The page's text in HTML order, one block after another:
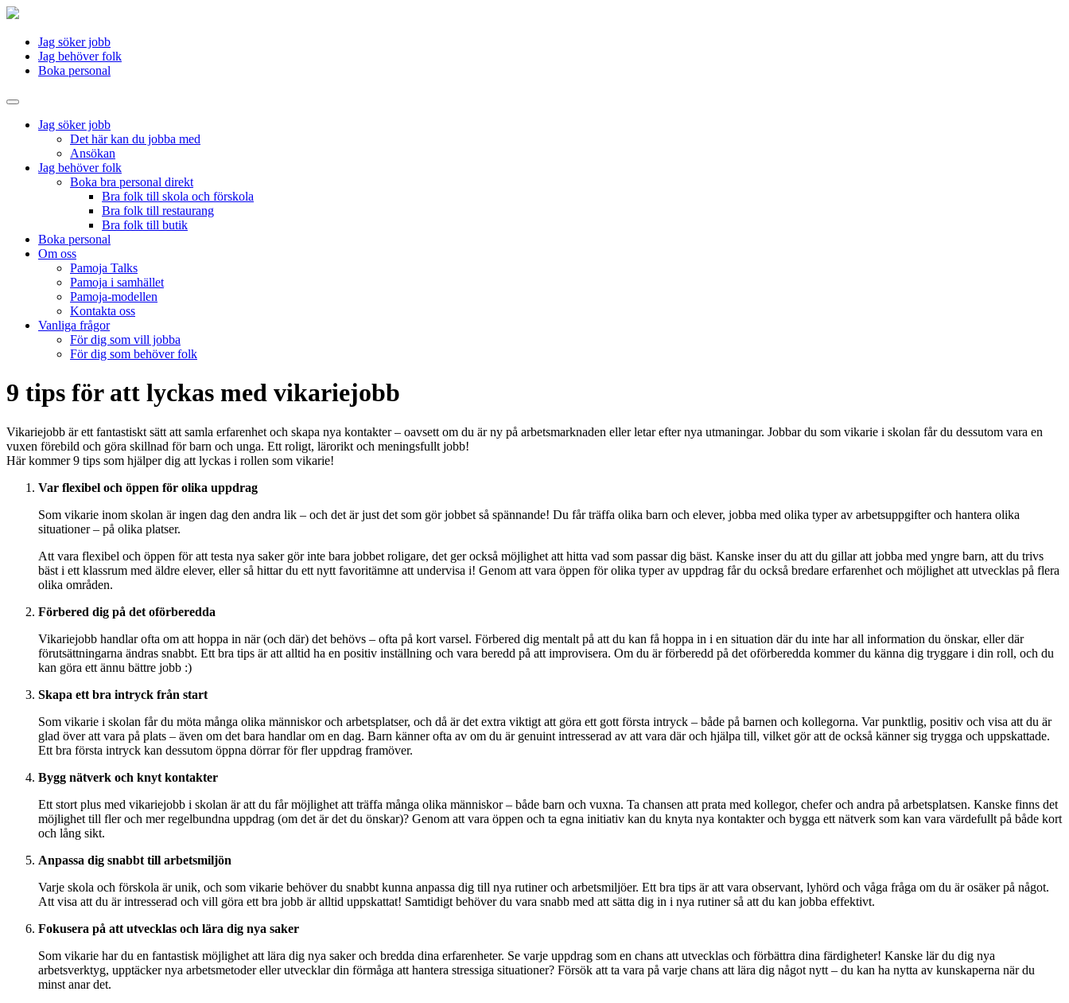
Jag söker jobb
Jag behöver folk
Boka personal
Jag söker jobb
Det här kan du jobba med
Ansökan
Jag behöver folk
Boka bra personal direkt
Bra folk till skola och förskola
Bra folk till restaurang
Bra folk till butik
Boka personal
Om oss
Pamoja Talks
Pamoja i samhället
Pamoja-modellen
Kontakta oss
Vanliga frågor
För dig som vill jobba
För dig som behöver folk
9 tips för att lyckas med vikariejobb
Vikariejobb är ett fantastiskt sätt att samla erfarenhet och skapa nya kontakter – oavsett om du är ny på arbetsmarknaden eller letar efter nya utmaningar. Jobbar du som vikarie i skolan får du dessutom vara en
vuxen förebild och göra skillnad för barn och unga. Ett roligt, lärorikt och meningsfullt jobb!
Här kommer 9 tips som hjälper dig att lyckas i rollen som vikarie!
Var flexibel och öppen för olika uppdrag
Som vikarie inom skolan är ingen dag den andra lik – och det är just det som gör jobbet så spännande! Du får träffa olika barn och elever, jobba med olika typer av arbetsuppgifter och hantera olika
situationer – på olika platser.
Att vara flexibel och öppen för att testa nya saker gör inte bara jobbet roligare, det ger också möjlighet att hitta vad som passar dig bäst. Kanske inser du att du gillar att jobba med yngre barn, att du trivs
bäst i ett klassrum med äldre elever, eller så hittar du ett nytt favoritämne att undervisa i! Genom att vara öppen för olika typer av uppdrag får du också bredare erfarenhet och möjlighet att utvecklas på flera
olika områden.
Förbered dig på det oförberedda
Vikariejobb handlar ofta om att hoppa in när (och där) det behövs – ofta på kort varsel. Förbered dig mentalt på att du kan få hoppa in i en situation där du inte har all information du önskar, eller där
förutsättningarna ändras snabbt. Ett bra tips är att alltid ha en positiv inställning och vara beredd på att improvisera. Om du är förberedd på det oförberedda kommer du känna dig tryggare i din roll, och du
kan göra ett ännu bättre jobb :)
Skapa ett bra intryck från start
Som vikarie i skolan får du möta många olika människor och arbetsplatser, och då är det extra viktigt att göra ett gott första intryck – både på barnen och kollegorna. Var punktlig, positiv och visa att du är
glad över att vara på plats – även om det bara handlar om en dag. Barn känner ofta av om du är genuint intresserad av att vara där och hjälpa till, vilket gör att de också känner sig trygga och uppskattade.
Ett bra första intryck kan dessutom öppna dörrar för fler uppdrag framöver.
Bygg nätverk och knyt kontakter
Ett stort plus med vikariejobb i skolan är att du får möjlighet att träffa många olika människor – både barn och vuxna. Ta chansen att prata med kollegor, chefer och andra på arbetsplatsen. Kanske finns det
möjlighet till fler och mer regelbundna uppdrag (om det är det du önskar)? Genom att vara öppen och ta egna initiativ kan du knyta nya kontakter och bygga ett nätverk som kan vara värdefullt på både kort
och lång sikt.
Anpassa dig snabbt till arbetsmiljön
Varje skola och förskola är unik, och som vikarie behöver du snabbt kunna anpassa dig till nya rutiner och arbetsmiljöer. Ett bra tips är att vara observant, lyhörd och våga fråga om du är osäker på något.
Att visa att du är intresserad och vill göra ett bra jobb är alltid uppskattat! Samtidigt behöver du vara snabb med att sätta dig in i nya rutiner så att du kan jobba effektivt.
Fokusera på att utvecklas och lära dig nya saker
Som vikarie har du en fantastisk möjlighet att lära dig nya saker och bredda dina erfarenheter. Se varje uppdrag som en chans att utvecklas och förbättra dina färdigheter! Kanske lär du dig nya
arbetsverktyg, upptäcker nya arbetsmetoder eller utvecklar din förmåga att hantera stressiga situationer? Försök att ta vara på varje chans att lära dig något nytt – du kan ha nytta av kunskaperna när du
minst anar det.